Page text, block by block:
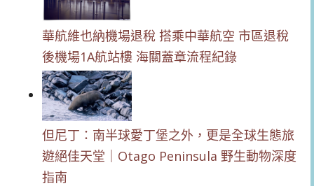
華航維也納機場退稅 搭乘中華航空 市區退稅
後機場1A航站樓 海關蓋章流程紀錄
但尼丁：南半球愛丁堡之外，更是全球生態旅
遊絕佳天堂｜Otago Peninsula 野生動物深度
指南